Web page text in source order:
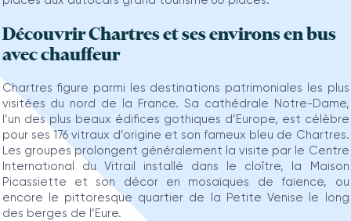
Découvrir Chartres et ses environs en bus
avec chauffeur
Chartres figure parmi les destinations patrimoniales les plus
visitées du nord de la France. Sa cathédrale Notre-Dame,
l’un des plus beaux édifices gothiques d’Europe, est célèbre
pour ses 176 vitraux d’origine et son fameux bleu de Chartres.
Les groupes prolongent généralement la visite par le Centre
International du Vitrail installé dans le cloître, la Maison
Picassiette et son décor en mosaïques de faïence, ou
encore le pittoresque quartier de la Petite Venise le long
des berges de l’Eure.